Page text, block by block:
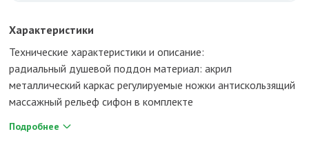
Характеристики
Технические характеристики и описание:
радиальный душевой поддон материал: акрил
металлический каркас регулируемые ножки антискользящий
массажный рельеф сифон в комплекте
Подробнее